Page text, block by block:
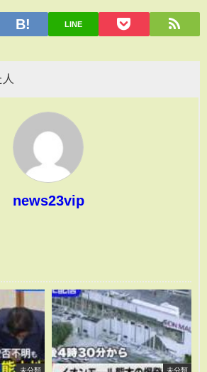
LINE
news23vip
未分類 未分類